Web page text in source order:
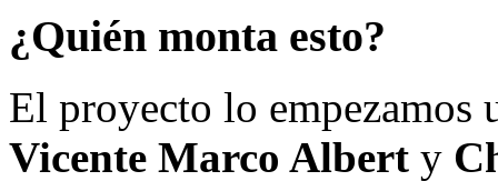
¿Quién monta esto?
El proyecto lo empezamos
Vicente Marco Albert y